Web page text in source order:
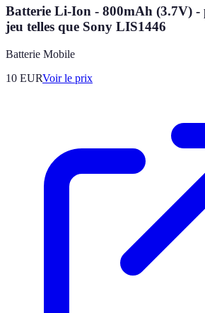
Batterie Li-Ion - 800mAh (3.7V) -
jeu telles que Sony LIS1446
Batterie Mobile
10 EURVoir le prix